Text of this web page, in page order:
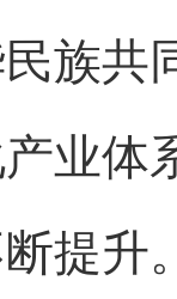
族共
业体
提升